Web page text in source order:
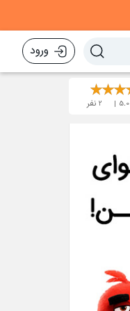
ورود
5.0
2نفر